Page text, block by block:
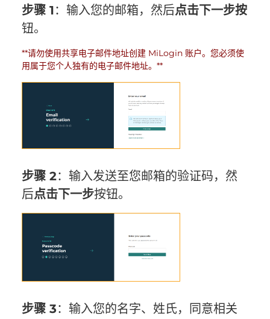
步骤 1：输入您的邮箱，然后点击下一步按
钮。
**请勿使用共享电子邮件地址创建 MiLogin 账户。您必须使
用属于您个人独有的电子邮件地址。**
步骤 2：输入发送至您邮箱的验证码，然
后点击下一步按钮。
步骤 3：输入您的名字、姓氏，同意相关